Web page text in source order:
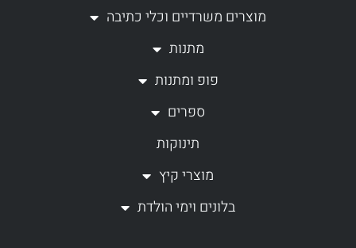
o
k
f
r
a
מוצרים משרדיים וכלי כתיבה
מתנות
פופ ומתנות
ספרים
תינוקות
מוצרי קיץ
בלונים וימי הולדת